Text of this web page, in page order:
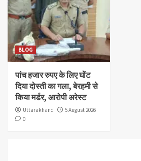
BLOG
पांच हजार रुपए के लिए घोंट
दिया दोस्ती का गला, बेरहमी से
किया मर्डर, आरोपी अरेस्ट
Uttarakhand
5 August 2026
0